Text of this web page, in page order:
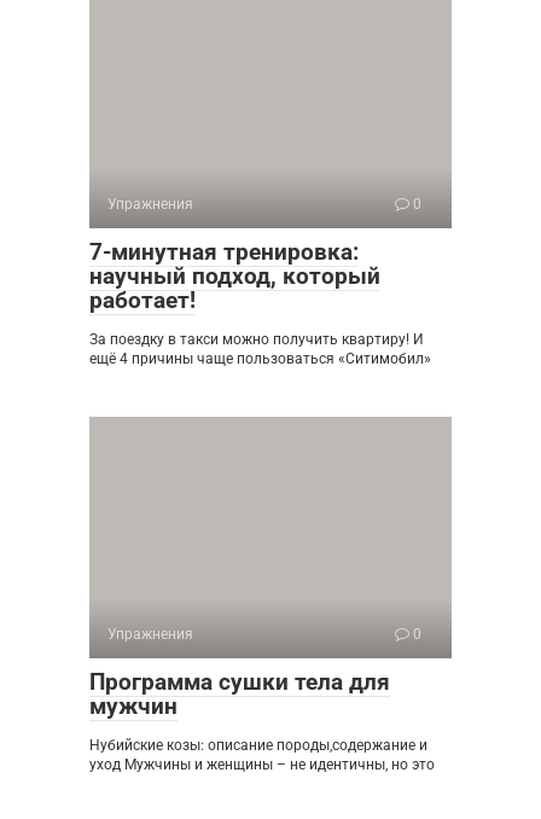
Упражнения 0
7-минутная тренировка:
научный подход, который
работает!
За поездку в такси можно получить квартиру! И
ещё 4 причины чаще пользоваться «Ситимобил»
Упражнения 0
Программа сушки тела для
мужчин
Нубийские козы: описание породы,содержание и
уход Мужчины и женщины – не идентичны, но это